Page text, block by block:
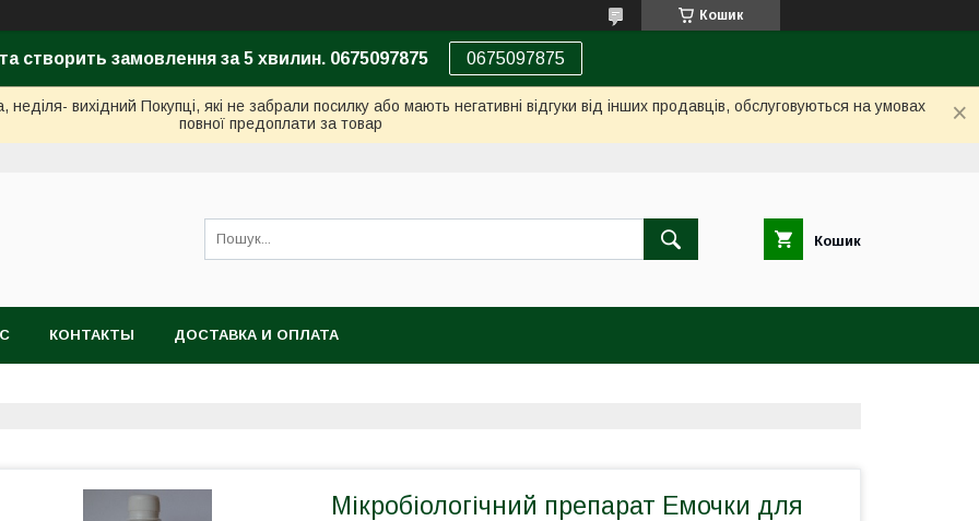
Кошик
створить замовлення за 5 хвилин. 0675097875 0675097875
вихідний Покупці, які не забрали посилку або мають негативні відгуки від інших продавців, обслуговуються на умовах
повної предоплати за товар
Кошик
КОНТАКТЫ ДОСТАВКА И ОПЛАТА
Мікробіологічний препарат Емочки для